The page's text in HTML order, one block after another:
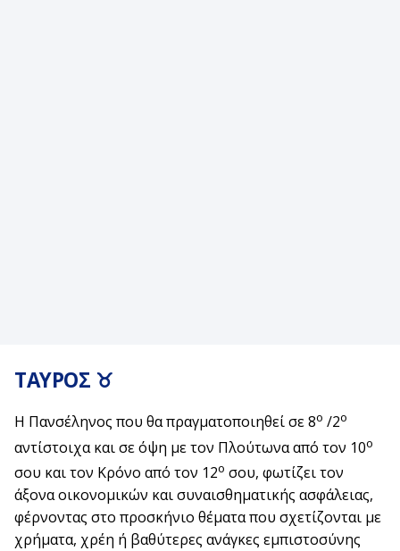
ΤΑΥΡΟΣ ♉
Η Πανσέληνος που θα πραγματοποιηθεί σε 8ο /2ο
αντίστοιχα και σε όψη με τον Πλούτωνα από τον 10ο
σου και τον Κρόνο από τον 12ο σου, φωτίζει τον
άξονα οικονομικών και συναισθηματικής ασφάλειας,
φέρνοντας στο προσκήνιο θέματα που σχετίζονται με
χρήματα, χρέη ή βαθύτερες ανάγκες εμπιστοσύνης